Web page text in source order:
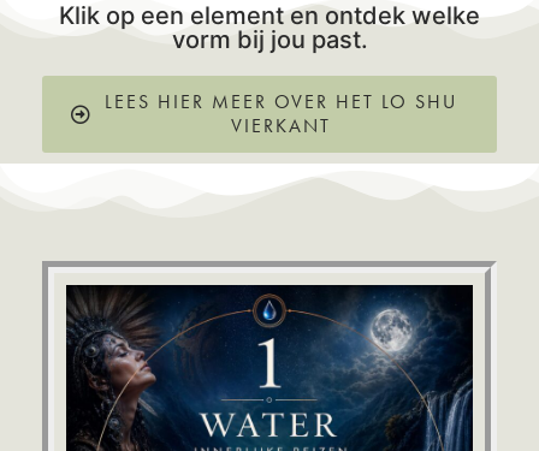
Klik op een element en ontdek welke
vorm bij jou past.
LEES HIER MEER OVER HET LO SHU
VIERKANT